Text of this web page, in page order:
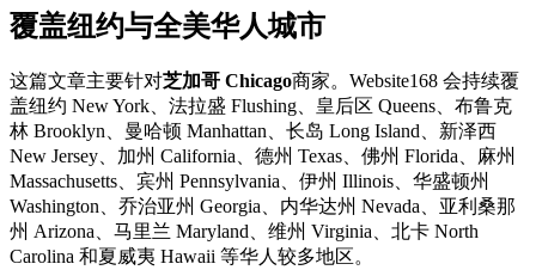
覆盖纽约与全美华人城市
这篇文章主要针对芝加哥 Chicago商家。Website168 会持续覆
盖纽约 New York、法拉盛 Flushing、皇后区 Queens、布鲁克
林 Brooklyn、曼哈顿 Manhattan、长岛 Long Island、新泽西
New Jersey、加州 California、德州 Texas、佛州 Florida、麻州
Massachusetts、宾州 Pennsylvania、伊州 Illinois、华盛顿州
Washington、乔治亚州 Georgia、内华达州 Nevada、亚利桑那
州 Arizona、马里兰 Maryland、维州 Virginia、北卡 North
Carolina 和夏威夷 Hawaii 等华人较多地区。